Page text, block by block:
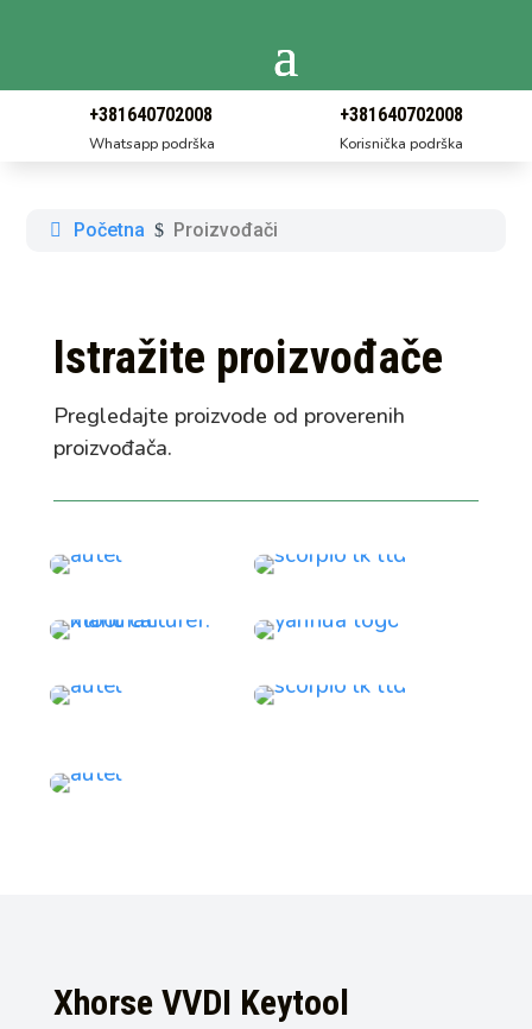
+381640702008
Whatsapp podrška
+381640702008
Korisnička podrška
Početna $ Proizvođači
Istražite proizvođače
Pregledajte proizvode od proverenih
proizvođača.
Xhorse VVDI Keytool